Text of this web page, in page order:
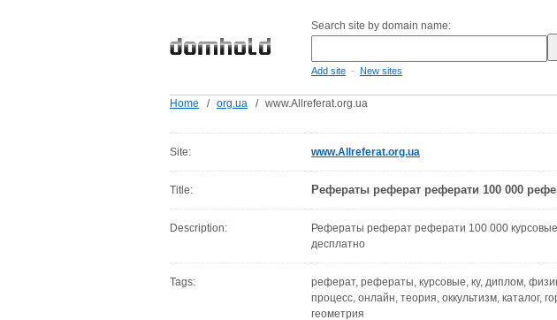
Search site by domain name:
Add site - New sites
Home / org.ua / www.Allreferat.org.ua
Site: www.Allreferat.org.ua
Title: Рефераты реферат реферати 100 000
Description:
Рефераты реферат реферати 100 000
десплатно
Tags:
реферат, рефераты, курсовые, ку, диплом,
процесс, онлайн, теория, оккультизм, каталог,
геометрия